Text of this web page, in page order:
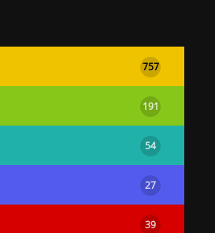
757
191
54
27
39